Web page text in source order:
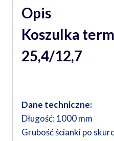
Opis
Koszulka
25,4/12,7
Dane techniczne:
Długość: 1000 mm
Grubość ścianki po